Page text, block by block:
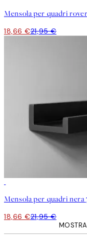
18,66 €21,95 €
Mensola per quadri nera
18,66 €21,95 €